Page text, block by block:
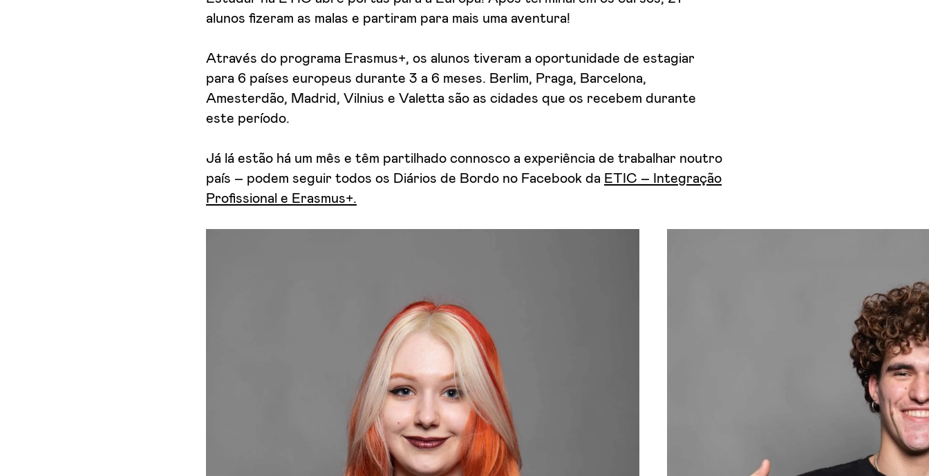
alunos fizeram as malas e partiram para mais uma aventura!
Através do programa Erasmus+, os alunos tiveram a oportunidade de estagiar
para 6 países europeus durante 3 a 6 meses. Berlim, Praga, Barcelona,
Amesterdão, Madrid, Vilnius e Valetta são as cidades que os recebem durante
este período.
Já lá estão há um mês e têm partilhado connosco a experiência de trabalhar noutro
país – podem seguir todos os Diários de Bordo no Facebook da ETIC – Integração
Profissional e Erasmus+.